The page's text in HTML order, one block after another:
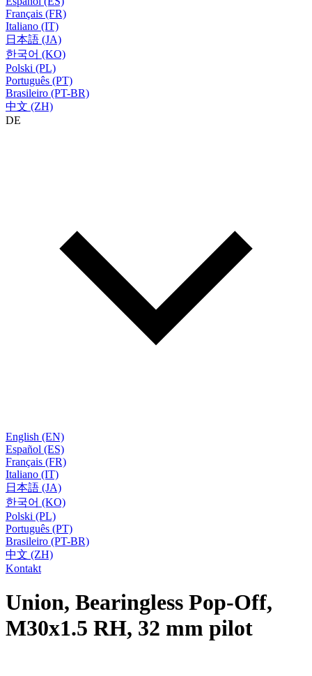
Français (FR)
Italiano (IT)
日本語 (JA)
한국어 (KO)
Polski (PL)
Português (PT)
Brasileiro (PT-BR)
中文 (ZH)
DE
English (EN)
Español (ES)
Français (FR)
Italiano (IT)
日本語 (JA)
한국어 (KO)
Polski (PL)
Português (PT)
Brasileiro (PT-BR)
中文 (ZH)
Kontakt
Union, Bearingless Pop-Off,
M30x1.5 RH, 32 mm pilot